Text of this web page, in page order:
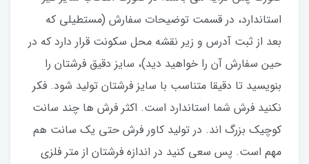
استاندارد، در قسمت توضیحات سفارش (مستطیلی که
بعد از ثبت آدرس و زیر نقشه محل سکونت قرار دارد که در
حین سفارش آن را خواهید دید)، سایز دقیق فرشتان را
بنویسید تا دقیقا متناسب با سایز فرشتان تولید شود. فکر
نکنید فرش شما استاندارد است. اکثر فرش ها چند سانت
کوچیک بزرگ اند. در تولید کاور فرش حتی یک سانت هم
مهم است. پس سعی کنید در اندازه فرشتان از متر فلزی